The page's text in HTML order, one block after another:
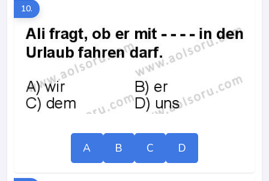
10.
A B C D